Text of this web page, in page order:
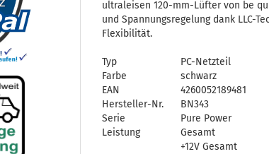
ultraleisen 120-mm-Lüfter von be
und Spannungsregelung dank LLC-
Flexibilität.
Typ
PC-Netzteil
Farbe
schwarz
EAN
4260052189481
Hersteller-Nr.
BN343
Serie
Pure Power
Leistung
Gesamt
+12V Gesamt